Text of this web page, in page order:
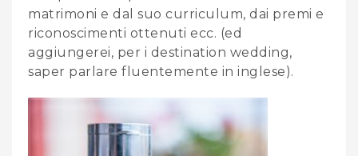
matrimoni e dal suo curriculum, dai premi e
riconoscimenti ottenuti ecc. (ed
aggiungerei, per i destination wedding,
saper parlare fluentemente in inglese).